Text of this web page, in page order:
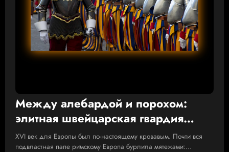
Между алебардой и порохом:
элитная швейцарская гвардия
Ватикана
XVI век для Европы был по-настоящему кровавым. Почти вся
подвластная папе римскому Европа бурлила мятежами:…